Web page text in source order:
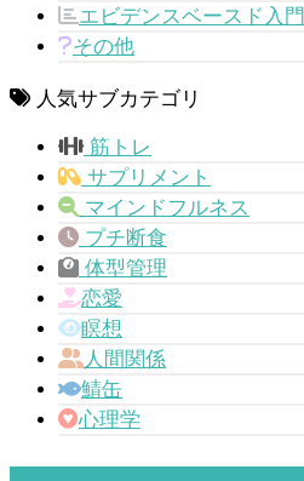
エビデンスベースド入門
その他
人気サブカテゴリ
筋トレ
サプリメント
マインドフルネス
プチ断食
体型管理
恋愛
瞑想
人間関係
鯖缶
心理学